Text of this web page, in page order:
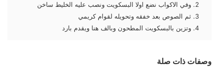
وفي الاكواب نضع اولا البسكويت ونصب عليه الخليط ساخن
ثم الصوص بعد خفقه وتحويله لقوام كريمي
وتزين بالبسكويت المطحون وبالف هنا ويقدم بارد
وصفات ذات صلة